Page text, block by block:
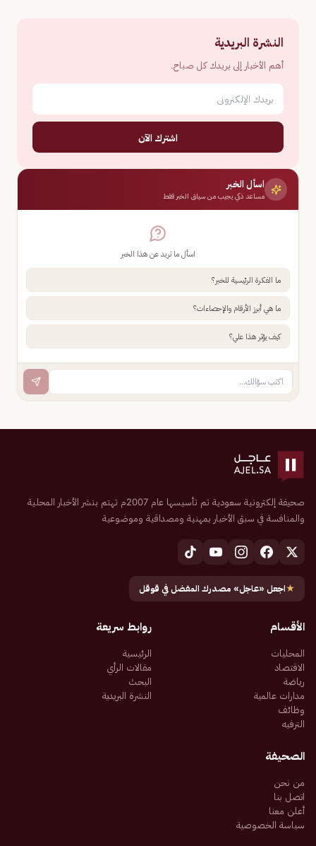
النشرة البريدية
أهم الأخبار إلى بريدك كل صباح.
اشترك الآن
اسأل الخبر
مساعد ذكي يجيب من سياق الخبر فقط
اسأل ما تريد عن هذا الخبر
ما الفكرة الرئيسية للخبر؟
ما هي أبرز الأرقام والإحصاءات؟
كيف يؤثر هذا علي؟
صحيفة إلكترونية سعودية تم تأسيسها عام 2007م تهتم بنشر الأخبار المحلية
والمنافسة في سبق الأخبار بمهنية ومصداقية وموضوعية
★اجعل «عاجل» مصدرك المفضل في قوقل
الأقسام
المحليات
الاقتصاد
رياضة
مدارات عالمية
وظائف
الترفيه
روابط سريعة
الرئيسية
مقالات الرأي
البحث
النشرة البريدية
الصحيفة
من نحن
اتصل بنا
أعلن معنا
سياسة الخصوصية